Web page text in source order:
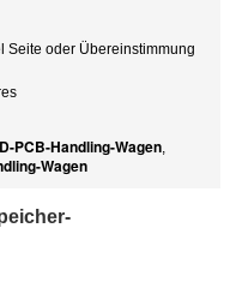
Seite oder Übereinstimmung
PCB-Handling-Wagen,
Wagen